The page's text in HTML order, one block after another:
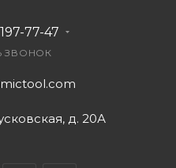
77-47
ЗВОНОК
д. 20А